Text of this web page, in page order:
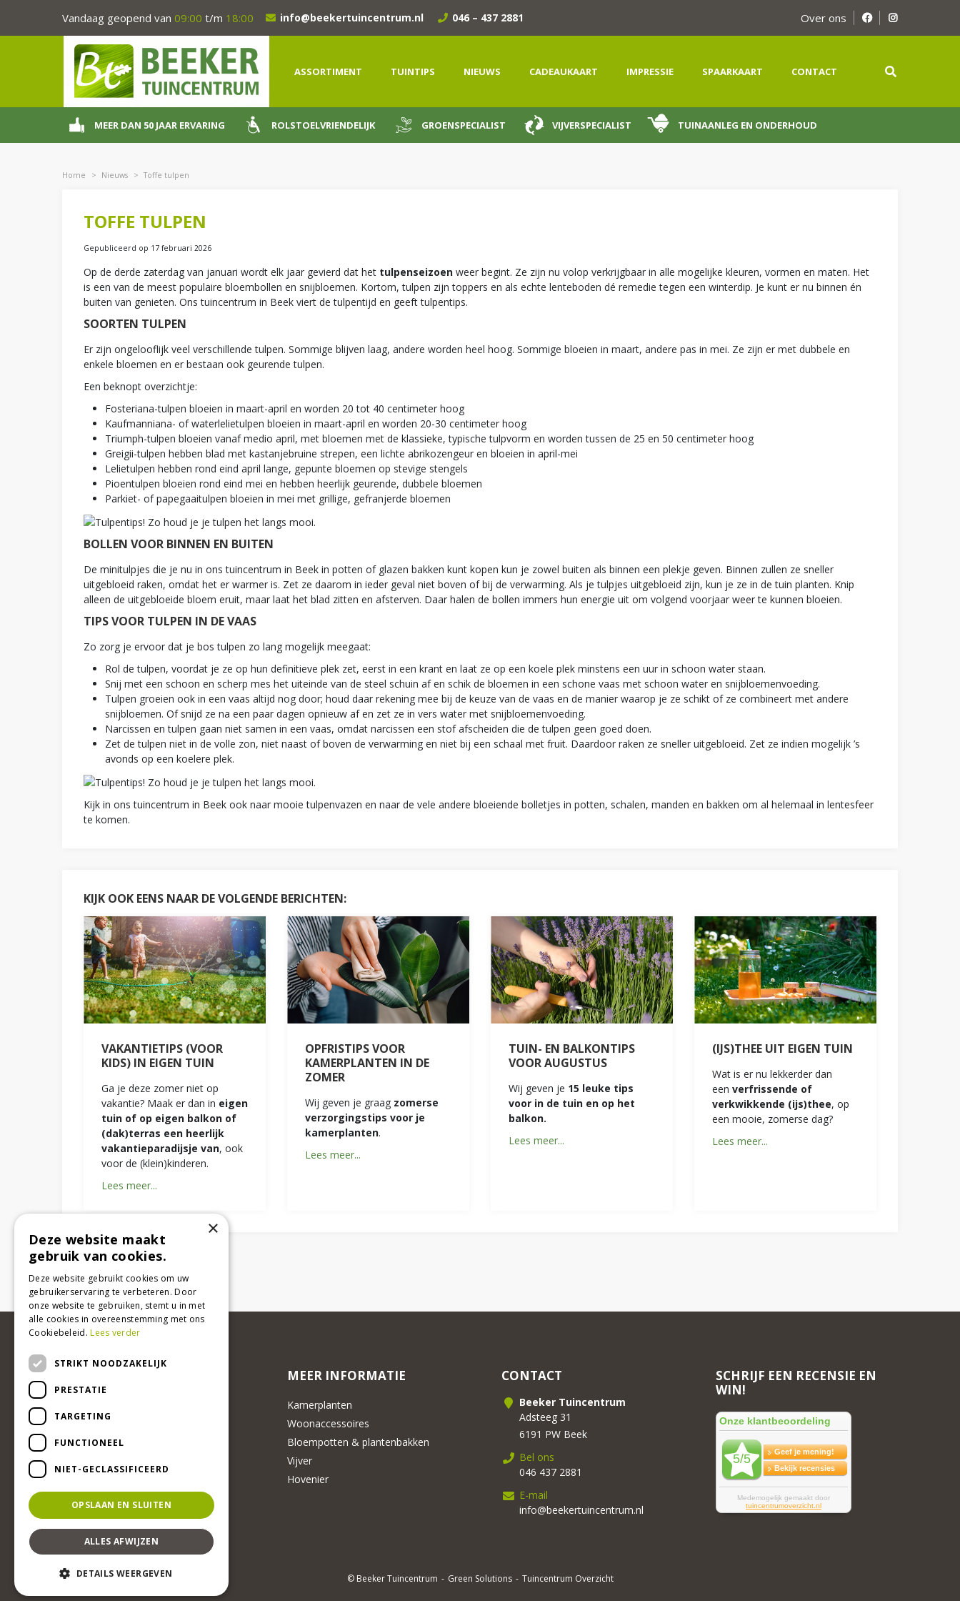
content
Home > Nieuws > Toffe tulpen
Vandaag geopend van 09:00 t/m 18:00 info@beekertuincentrum.nl 046 – 437 2881 Over ons
ASSORTIMENT TUINTIPS NIEUWS CADEAUKAART IMPRESSIE SPAARKAART CONTACT
MEER DAN 50 JAAR ERVARING ROLSTOELVRIENDELIJK GROENSPECIALIST VIJVERSPECIALIST TUINAANLEG EN ONDERHOUD
TOFFE TULPEN
Gepubliceerd op 17 februari 2026
Op de derde zaterdag van januari wordt elk jaar gevierd dat het tulpenseizoen weer begint. Ze zijn nu volop verkrijgbaar in alle mogelijke kleuren, vormen en maten. Het
is een van de meest populaire bloembollen en snijbloemen. Kortom, tulpen zijn toppers en als echte lenteboden dé remedie tegen een winterdip. Je kunt er nu binnen én
buiten van genieten. Ons tuincentrum in Beek viert de tulpentijd en geeft tulpentips.
SOORTEN TULPEN
Er zijn ongelooflijk veel verschillende tulpen. Sommige blijven laag, andere worden heel hoog. Sommige bloeien in maart, andere pas in mei. Ze zijn er met dubbele en
enkele bloemen en er bestaan ook geurende tulpen.
Een beknopt overzichtje:
Fosteriana-tulpen bloeien in maart-april en worden 20 tot 40 centimeter hoog
Kaufmanniana- of waterlelietulpen bloeien in maart-april en worden 20-30 centimeter hoog
Triumph-tulpen bloeien vanaf medio april, met bloemen met de klassieke, typische tulpvorm en worden tussen de 25 en 50 centimeter hoog
Greigii-tulpen hebben blad met kastanjebruine strepen, een lichte abrikozengeur en bloeien in april-mei
Lelietulpen hebben rond eind april lange, gepunte bloemen op stevige stengels
Pioentulpen bloeien rond eind mei en hebben heerlijk geurende, dubbele bloemen
Parkiet- of papegaaitulpen bloeien in mei met grillige, gefranjerde bloemen
BOLLEN VOOR BINNEN EN BUITEN
De minitulpjes die je nu in ons tuincentrum in Beek in potten of glazen bakken kunt kopen kun je zowel buiten als binnen een plekje geven. Binnen zullen ze sneller
uitgebloeid raken, omdat het er warmer is. Zet ze daarom in ieder geval niet boven of bij de verwarming. Als je tulpjes uitgebloeid zijn, kun je ze in de tuin planten. Knip
alleen de uitgebloeide bloem eruit, maar laat het blad zitten en afsterven. Daar halen de bollen immers hun energie uit om volgend voorjaar weer te kunnen bloeien.
TIPS VOOR TULPEN IN DE VAAS
Zo zorg je ervoor dat je bos tulpen zo lang mogelijk meegaat:
Rol de tulpen, voordat je ze op hun definitieve plek zet, eerst in een krant en laat ze op een koele plek minstens een uur in schoon water staan.
Snij met een schoon en scherp mes het uiteinde van de steel schuin af en schik de bloemen in een schone vaas met schoon water en snijbloemenvoeding.
Tulpen groeien ook in een vaas altijd nog door; houd daar rekening mee bij de keuze van de vaas en de manier waarop je ze schikt of ze combineert met andere
snijbloemen. Of snijd ze na een paar dagen opnieuw af en zet ze in vers water met snijbloemenvoeding.
Narcissen en tulpen gaan niet samen in een vaas, omdat narcissen een stof afscheiden die de tulpen geen goed doen.
Zet de tulpen niet in de volle zon, niet naast of boven de verwarming en niet bij een schaal met fruit. Daardoor raken ze sneller uitgebloeid. Zet ze indien mogelijk ’s
avonds op een koelere plek.
Kijk in ons tuincentrum in Beek ook naar mooie tulpenvazen en naar de vele andere bloeiende bolletjes in potten, schalen, manden en bakken om al helemaal in lentesfeer
te komen.
KIJK OOK EENS NAAR DE VOLGENDE BERICHTEN:
VAKANTIETIPS (VOOR
KIDS) IN EIGEN TUIN
Ga je deze zomer niet op
vakantie? Maak er dan in eigen
tuin of op eigen balkon of
(dak)terras een heerlijk
vakantieparadijsje van, ook
voor de (klein)kinderen.
Lees meer...
OPFRISTIPS VOOR
KAMERPLANTEN IN DE
ZOMER
Wij geven je graag zomerse
verzorgingstips voor je
kamerplanten.
Lees meer...
TUIN- EN BALKONTIPS
VOOR AUGUSTUS
Wij geven je 15 leuke tips
voor in de tuin en op het
balkon.
Lees meer...
(IJS)THEE UIT EIGEN TUIN
Wat is er nu lekkerder dan
een verfrissende of
verkwikkende (ijs)thee, op
een mooie, zomerse dag?
Lees meer...
MEER INFORMATIE
Kamerplanten
Woonaccessoires
Bloempotten & plantenbakken
Vijver
Hovenier
CONTACT
Beeker Tuincentrum
Adsteeg 31
6191 PW Beek
Bel ons
046 437 2881
E-mail
info@beekertuincentrum.nl
SCHRIJF EEN RECENSIE EN
WIN!
© Beeker Tuincentrum Green Solutions Tuincentrum Overzicht
×
Deze website maakt
gebruik van cookies.
Deze website gebruikt cookies om uw
gebruikerservaring te verbeteren. Door
onze website te gebruiken, stemt u in met
alle cookies in overeenstemming met ons
Cookiebeleid.Lees verder
STRIKT NOODZAKELIJK
PRESTATIE
TARGETING
FUNCTIONEEL
NIET-GECLASSIFICEERD
OPSLAAN EN SLUITEN
ALLES AFWIJZEN
DETAILS WEERGEVEN